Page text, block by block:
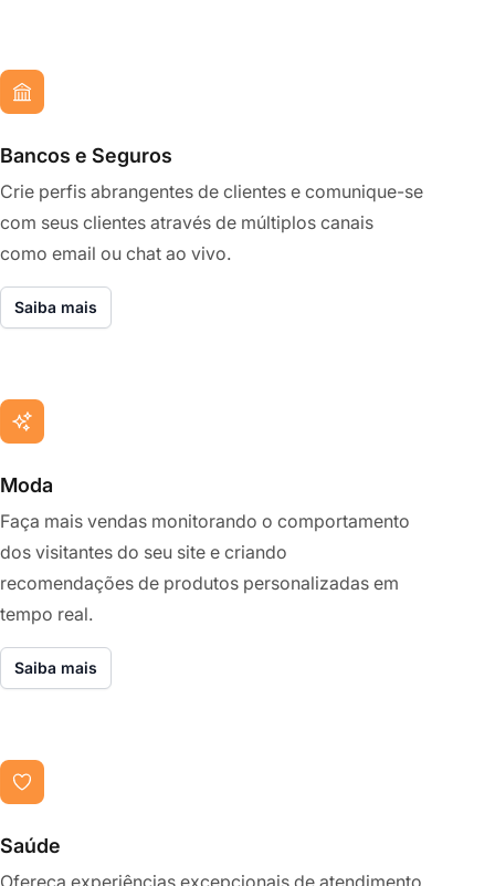
Bancos e Seguros
Crie perfis abrangentes de clientes e comunique-se
com seus clientes através de múltiplos canais
como email ou chat ao vivo.
Saiba mais
Moda
Faça mais vendas monitorando o comportamento
dos visitantes do seu site e criando
recomendações de produtos personalizadas em
tempo real.
Saiba mais
Saúde
Ofereça experiências excepcionais de atendimento